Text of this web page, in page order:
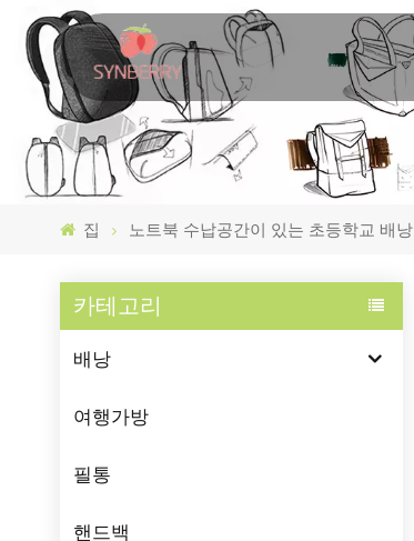
집 노트북 수납공간이 있는 초등학교 배낭
카테고리
배낭
여행가방
필통
핸드백